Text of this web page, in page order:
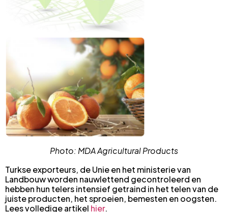
Photo: MDA Agricultural Products
Turkse exporteurs, de Unie en het ministerie van
Landbouw worden nauwlettend gecontroleerd en
hebben hun telers intensief getraind in het telen van de
juiste producten, het sproeien, bemesten en oogsten.
Lees volledige artikel hier.